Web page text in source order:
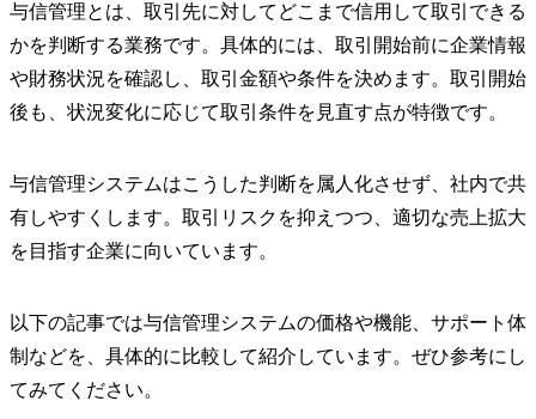
与信管理とは、取引先に対してどこまで信用して取引できる
かを判断する業務です。具体的には、取引開始前に企業情報
や財務状況を確認し、取引金額や条件を決めます。取引開始
後も、状況変化に応じて取引条件を見直す点が特徴です。
与信管理システムはこうした判断を属人化させず、社内で共
有しやすくします。取引リスクを抑えつつ、適切な売上拡大
を目指す企業に向いています。
以下の記事では与信管理システムの価格や機能、サポート体
制などを、具体的に比較して紹介しています。ぜひ参考にし
てみてください。